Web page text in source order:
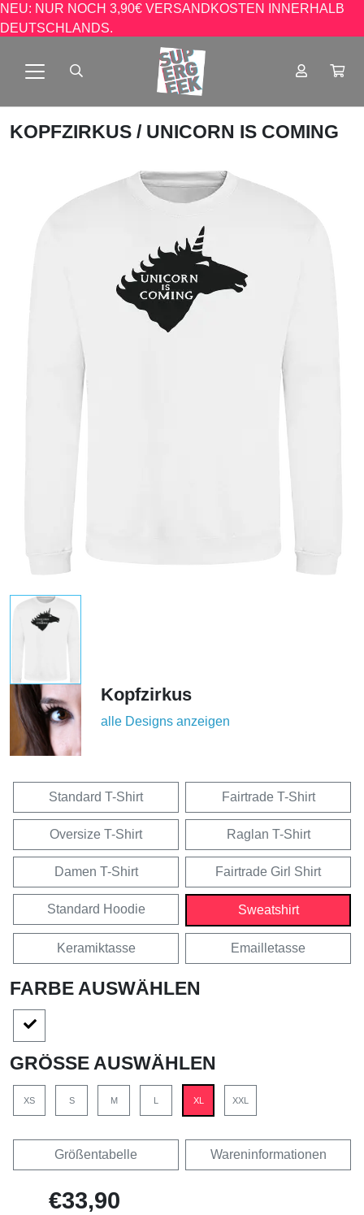
NEU: NUR NOCH 3,90€ VERSANDKOSTEN INNERHALB
DEUTSCHLANDS.
KOPFZIRKUS / UNICORN IS COMING
Kopfzirkus
alle Designs anzeigen
Standard T-Shirt Fairtrade T-Shirt
Oversize T-Shirt Raglan T-Shirt
Damen T-Shirt Fairtrade Girl Shirt
Standard Hoodie Sweatshirt
Keramiktasse Emailletasse
FARBE AUSWÄHLEN
GRÖSSE AUSWÄHLEN
XS S M XL XXL
Größentabelle Wareninformationen
€33,90